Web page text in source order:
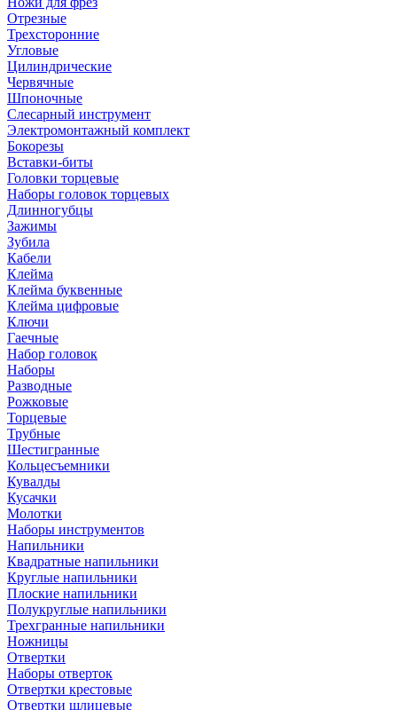
Отрезные
Трехсторонние
Угловые
Цилиндрические
Червячные
Шпоночные
Слесарный инструмент
Электромонтажный комплект
Бокорезы
Вставки-биты
Головки торцевые
Наборы головок торцевых
Длинногубцы
Зажимы
Зубила
Кабели
Клейма
Клейма буквенные
Клейма цифровые
Ключи
Гаечные
Набор головок
Наборы
Разводные
Рожковые
Торцевые
Трубные
Шестигранные
Кольцесъемники
Кувалды
Кусачки
Молотки
Наборы инструментов
Напильники
Квадратные напильники
Круглые напильники
Плоские напильники
Полукруглые напильники
Трехгранные напильники
Ножницы
Отвертки
Наборы отверток
Отвертки крестовые
Отвертки шлицевые